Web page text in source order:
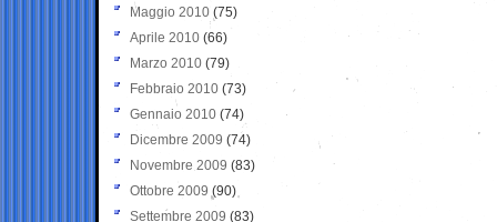
Maggio 2010 (75)
Aprile 2010 (66)
Marzo 2010 (79)
Febbraio 2010 (73)
Gennaio 2010 (74)
Dicembre 2009 (74)
Novembre 2009 (83)
Ottobre 2009 (90)
Settembre 2009 (83)